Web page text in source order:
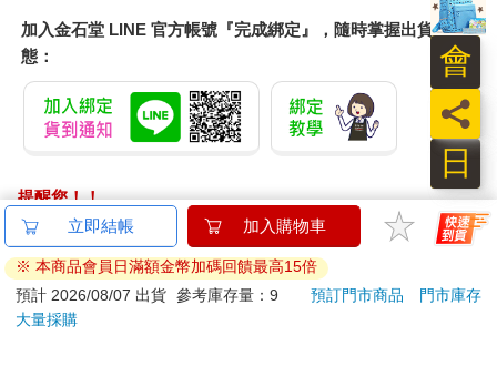
「你現在仍然住在寺町那裡嗎？」流站了起來，走向流理台。
「我和以前一樣，一直住在十念寺旁，每天早上沿著賀茂川走到
出町柳，然後搭京阪電車去上班。公司在京橋，所以很方便。話
說回來，跪坐真累人啊，到了這個年紀，兩條腿都不聽使喚。」
窪山皺著眉頭，緩緩站了起來，走回餐桌旁。
「我也差不多。每年掬子的忌日時，都會請和尚來家裡，每次都
「你真用心，我家已經好幾年都沒請和尚來誦經了，我猜我老婆
一定很生氣。」窪山從胸前口袋裡拿出香菸，看著小石的臉色。
「我們這裡沒禁菸，所以儘管抽菸沒關係。」小石把鋁製菸灰缸
放在他面前。
「不好意思，我抽根菸，可以嗎？」窪山指尖夾著菸，伸到浩面
前問。
「請便。」浩笑著回答，然後好像也被他提醒了，當下也從皮包
加入金石堂 LINE 官方帳號『完成綁定』，隨時掌握出貨動
態：
提醒您！！
金石堂及銀行均不會請您操作ATM! 如接獲電話要求您前往
ATM提款機，請不要聽從指示，以免受騙上當！
退換貨須知：
**提醒您，鑑賞期不等於試用期，退回商品須為全新狀態**
立即結帳 加入購物車
※ 本商品會員日滿額金幣加碼回饋最高15倍
預計 2026/08/07 出貨 參考庫存量：9 預訂門市商品
門市庫存
大量採購
日
員
會